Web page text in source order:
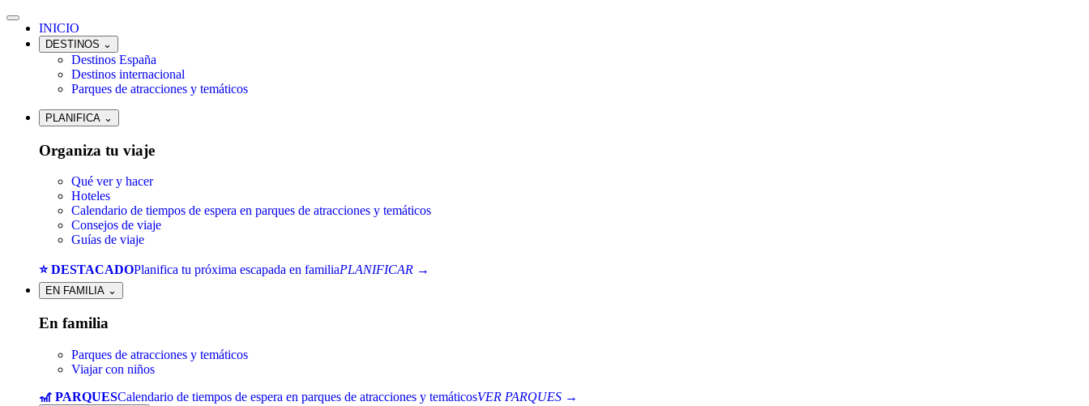
INICIO
DESTINOS ⌄
Destinos España
Destinos internacional
Parques de atracciones y temáticos
PLANIFICA ⌄
Organiza tu viaje
Qué ver y hacer
Hoteles
Calendario de tiempos de espera en parques de atracciones y temáticos
Consejos de viaje
Guías de viaje
⭐ DESTACADOPlanifica tu próxima escapada en familiaPLANIFICAR →
EN FAMILIA ⌄
En familia
Parques de atracciones y temáticos
Viajar con niños
🎢 PARQUESCalendario de tiempos de espera en parques de atracciones y temáticosVER PARQUES →